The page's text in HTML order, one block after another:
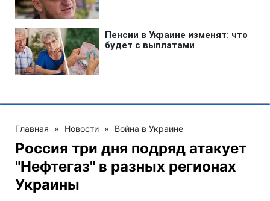
Главная » Новости » Война в Украине
Россия три дня подряд атакует
"Нефтегаз" в разных регионах
Украины